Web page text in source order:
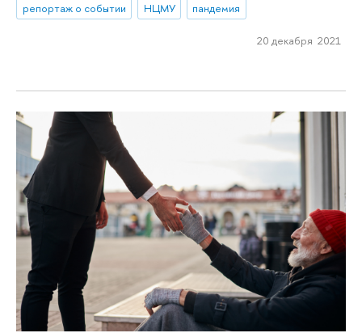
репортаж о событии
НЦМУ пандемия
20 декабря 2021